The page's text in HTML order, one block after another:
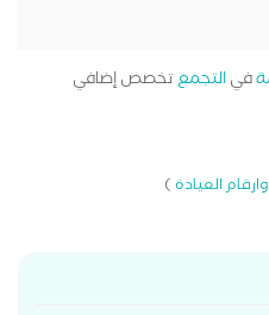
فيالتجمع تخصص إضافي
العيادة)